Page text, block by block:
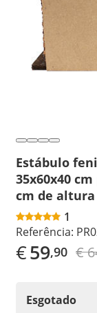
Estábulo
35x60x40
cm de
1
Referência:
€59,90 €
Esgotado